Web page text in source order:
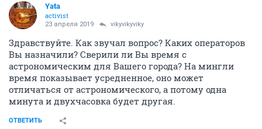
Yata
activist
23 апреля 2019 vikyvikyviky
Здравствуйте. Как звучал вопрос? Каких операторов
Вы назначили? Сверили ли Вы время с
астрономическим для Вашего города? На мингли
время показывает усредненное, оно может
отличаться от астрономического, а потому одна
минута и двухчасовка будет другая.
ОТВЕТИТЬ